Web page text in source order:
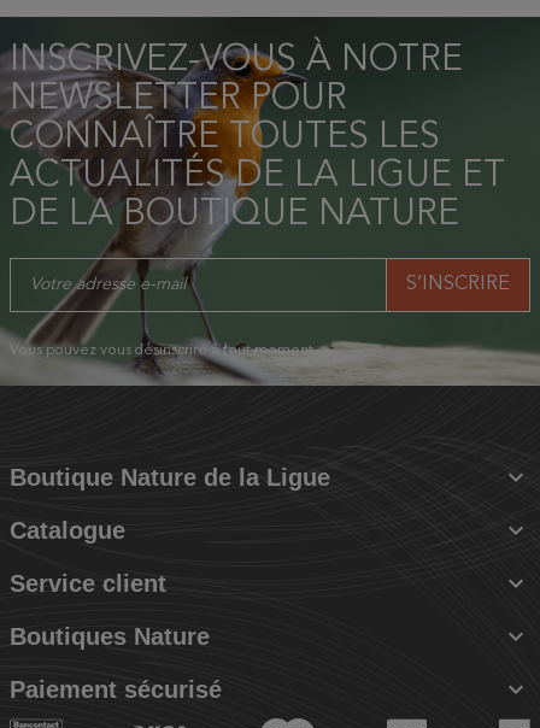
INSCRIVEZ-VOUS À NOTRE
NEWSLETTER POUR
CONNAÎTRE TOUTES LES
ACTUALITÉS DE LA LIGUE ET
DE LA BOUTIQUE NATURE
Vous pouvez vous désinscrire à tout moment.
Boutique Nature de la Ligue 
Catalogue 
Service client 
Boutiques Nature 
Paiement sécurisé 